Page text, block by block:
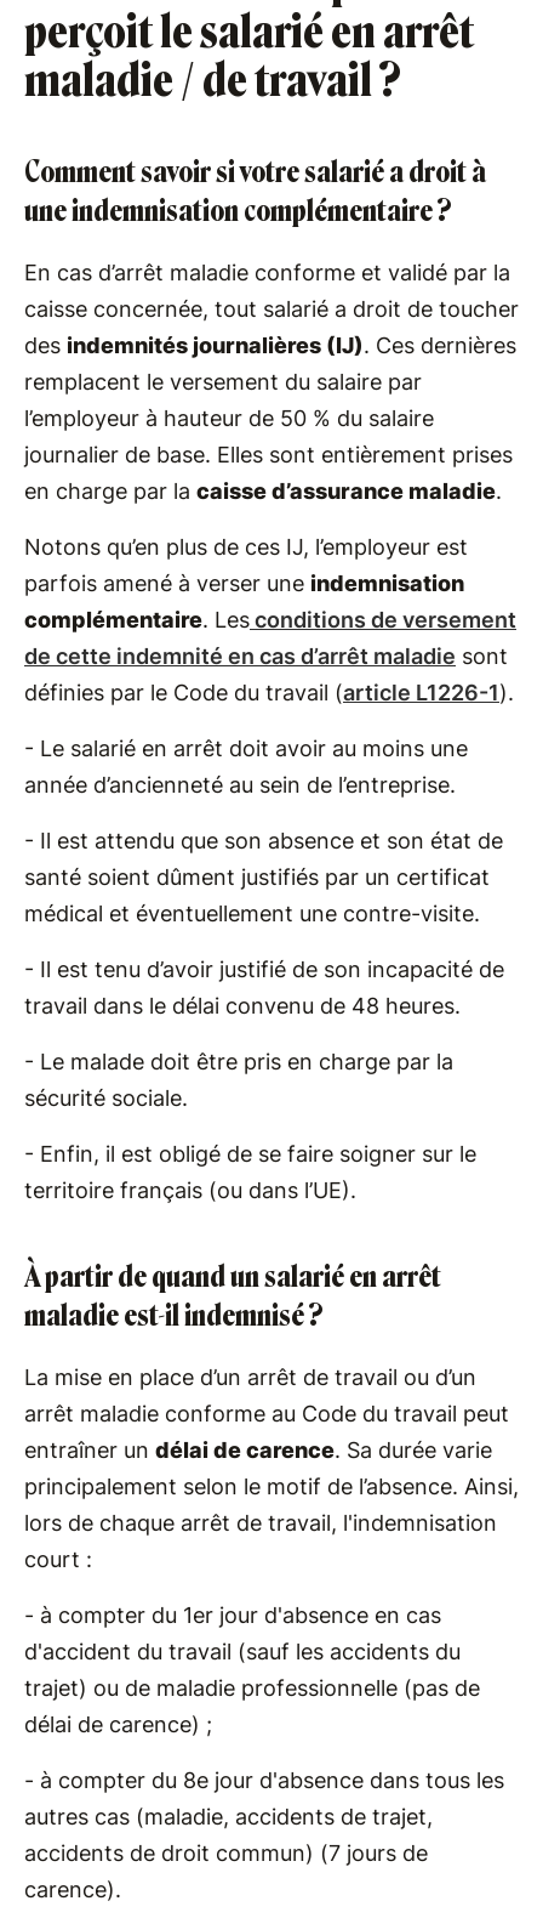
perçoit le salarié en arrêt
maladie / de travail ?
Comment savoir si votre salarié a droit à
une indemnisation complémentaire ?
En cas d’arrêt maladie conforme et validé par la
caisse concernée, tout salarié a droit de toucher
des indemnités journalières (IJ). Ces dernières
remplacent le versement du salaire par
l’employeur à hauteur de 50 % du salaire
journalier de base. Elles sont entièrement prises
en charge par la caisse d’assurance maladie.
Notons qu’en plus de ces IJ, l’employeur est
parfois amené à verser une indemnisation
complémentaire. Lesconditions de versement
de cette indemnité en cas d’arrêt maladie sont
définies par le Code du travail (article L1226-1).
- Le salarié en arrêt doit avoir au moins une
année d’ancienneté au sein de l’entreprise.
- Il est attendu que son absence et son état de
santé soient dûment justifiés par un certificat
médical et éventuellement une contre-visite.
- Il est tenu d’avoir justifié de son incapacité de
travail dans le délai convenu de 48 heures.
- Le malade doit être pris en charge par la
sécurité sociale.
- Enfin, il est obligé de se faire soigner sur le
territoire français (ou dans l’UE).
À partir de quand un salarié en arrêt
maladie est-il indemnisé ?
La mise en place d’un arrêt de travail ou d’un
arrêt maladie conforme au Code du travail peut
entraîner un délai de carence. Sa durée varie
principalement selon le motif de l’absence. Ainsi,
lors de chaque arrêt de travail, l'indemnisation
court :
- à compter du 1er jour d'absence en cas
d'accident du travail (sauf les accidents du
trajet) ou de maladie professionnelle (pas de
délai de carence) ;
- à compter du 8e jour d'absence dans tous les
autres cas (maladie, accidents de trajet,
accidents de droit commun) (7 jours de
carence).